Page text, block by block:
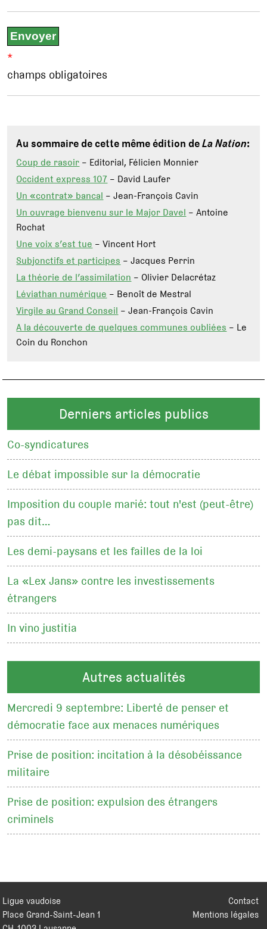
*
champs obligatoires
Au sommaire de cette même édition deLa Nation:
Coup de rasoir– Editorial, Félicien Monnier
Occident express 107– David Laufer
Un «contrat» bancal– Jean-François Cavin
Un ouvrage bienvenu sur le Major Davel– Antoine
Rochat
Une voix s’est tue– Vincent Hort
Subjonctifs et participes– Jacques Perrin
La théorie de l’assimilation– Olivier Delacrétaz
Léviathan numérique– Benoît de Mestral
Virgile au Grand Conseil– Jean-François Cavin
A la découverte de quelques communes oubliées– Le
Coin du Ronchon
Derniers articles publics
Co-syndicatures
Le débat impossible sur la démocratie
Imposition du couple marié: tout n'est (peut-être)
pas dit…
Les demi-paysans et les failles de la loi
La «Lex Jans» contre les investissements
étrangers
In vino justitia
Autres actualités
Mercredi 9 septembre: Liberté de penser et
démocratie face aux menaces numériques
Prise de position: incitation à la désobéissance
militaire
Prise de position: expulsion des étrangers
criminels
Contact
Mentions légales
Ligue vaudoise
Place Grand-Saint-Jean 1